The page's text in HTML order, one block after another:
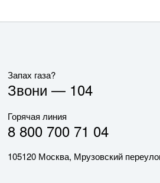
Запах газа?
Звони — 104
Горячая линия
8 800 700 71 04
105120 Москва, Мрузовский